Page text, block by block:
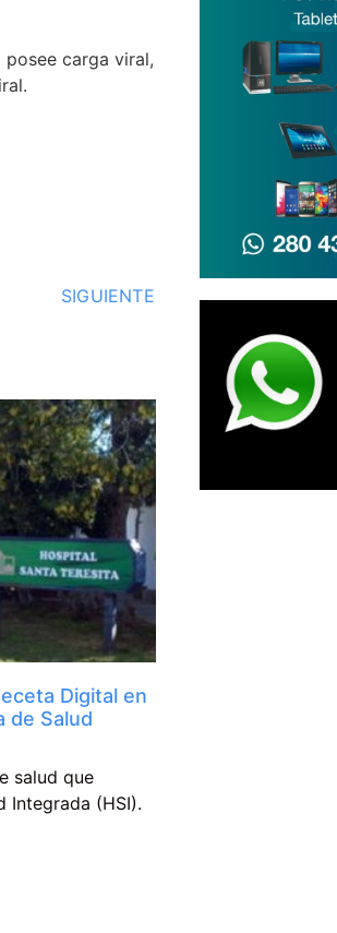
carga viral,
SIGUIENTE
Digital en
de Salud
salud que
Integrada (HSI).